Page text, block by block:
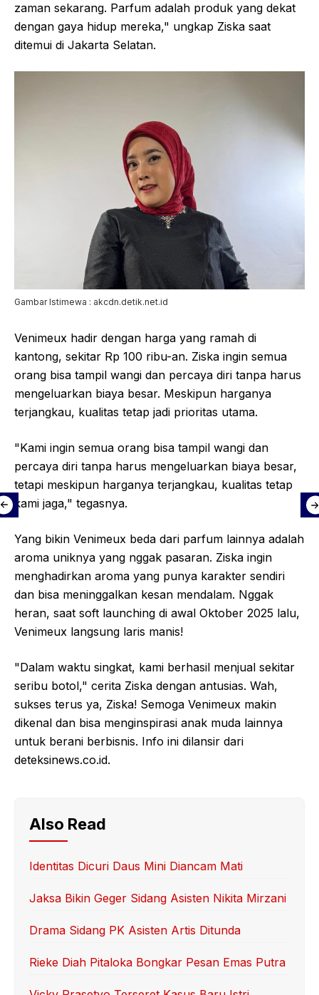
zaman sekarang. Parfum adalah produk yang dekat
dengan gaya hidup mereka," ungkap Ziska saat
ditemui di Jakarta Selatan.
Gambar Istimewa : akcdn.detik.net.id
Venimeux hadir dengan harga yang ramah di
kantong, sekitar Rp 100 ribu-an. Ziska ingin semua
orang bisa tampil wangi dan percaya diri tanpa harus
mengeluarkan biaya besar. Meskipun harganya
terjangkau, kualitas tetap jadi prioritas utama.
"Kami ingin semua orang bisa tampil wangi dan
percaya diri tanpa harus mengeluarkan biaya besar,
tetapi meskipun harganya terjangkau, kualitas tetap
kami jaga," tegasnya.
Yang bikin Venimeux beda dari parfum lainnya adalah
aroma uniknya yang nggak pasaran. Ziska ingin
menghadirkan aroma yang punya karakter sendiri
dan bisa meninggalkan kesan mendalam. Nggak
heran, saat soft launching di awal Oktober 2025 lalu,
Venimeux langsung laris manis!
"Dalam waktu singkat, kami berhasil menjual sekitar
seribu botol," cerita Ziska dengan antusias. Wah,
sukses terus ya, Ziska! Semoga Venimeux makin
dikenal dan bisa menginspirasi anak muda lainnya
untuk berani berbisnis. Info ini dilansir dari
deteksinews.co.id.
Also Read
Identitas Dicuri Daus Mini Diancam Mati
Jaksa Bikin Geger Sidang Asisten Nikita Mirzani
Drama Sidang PK Asisten Artis Ditunda
Rieke Diah Pitaloka Bongkar Pesan Emas Putra